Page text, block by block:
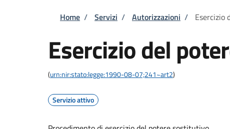
Briciole di pane
Home / Servizi / Autorizzazioni / Esercizio
Esercizio del
(urn:nir:stato:legge:1990-08-07;241~art2)
Servizio attivo